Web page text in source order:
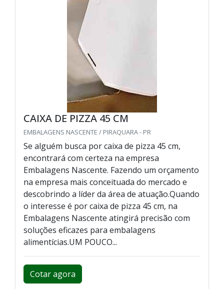
CAIXA DE PIZZA 45 CM
EMBALAGENS NASCENTE / PIRAQUARA - PR
Se alguém busca por caixa de pizza 45 cm,
encontrará com certeza na empresa
Embalagens Nascente. Fazendo um orçamento
na empresa mais conceituada do mercado e
descobrindo a líder da área de atuação.Quando
o interesse é por caixa de pizza 45 cm, na
Embalagens Nascente atingirá precisão com
soluções eficazes para embalagens
alimentícias.UM POUCO...
Cotar agora